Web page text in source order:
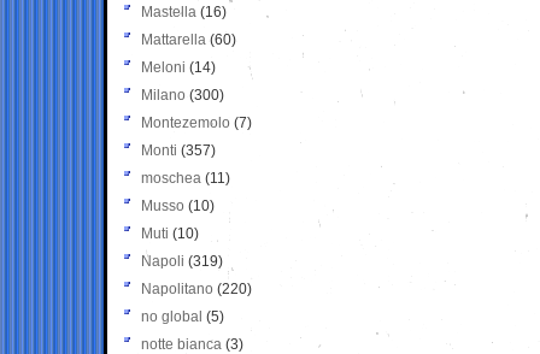
Mastella (16)
Mattarella (60)
Meloni (14)
Milano (300)
Montezemolo (7)
Monti (357)
moschea (11)
Musso (10)
Muti (10)
Napoli (319)
Napolitano (220)
no global (5)
notte bianca (3)